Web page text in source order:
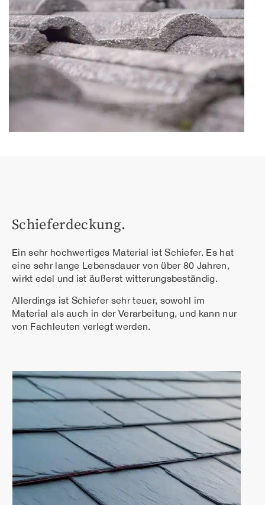
Schieferdeckung.
Ein sehr hochwertiges Material ist Schiefer. Es hat
eine sehr lange Lebensdauer von über 80 Jahren,
wirkt edel und ist äußerst witterungsbeständig.
Allerdings ist Schiefer sehr teuer, sowohl im
Material als auch in der Verarbeitung, und kann nur
von Fachleuten verlegt werden.